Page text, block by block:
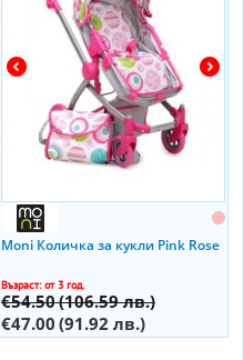
Moni Количка за кукли Pink Rose
Възраст: от 3 год.
€54.50(106.59 лв.)
€47.00 (91.92 лв.)